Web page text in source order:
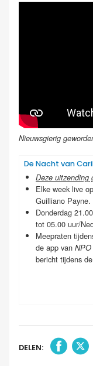
Nieuwsgierig
De Nacht van
Deze uitzending
Elke week live op
Guilliano Payne.
Donderdag
tot 05.00 uur/
Meepraten
de app van NPO
bericht tijdens
DELEN: